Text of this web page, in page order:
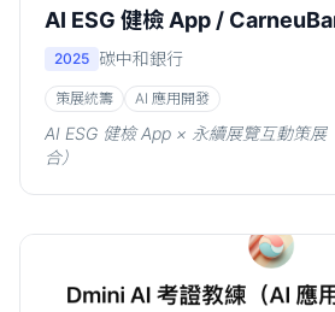
AI ESG 健檢 App /
2025 碳中和銀行
策展統籌 AI 應用開發
AI ESG 健檢 App × 永續展覽互動策展
合）